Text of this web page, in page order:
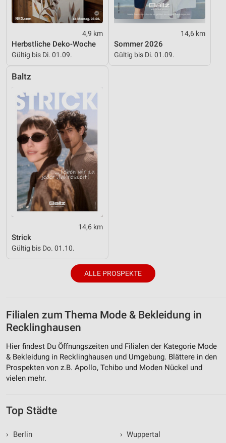
4,9 km
Herbstliche Deko-Woche
Gültig bis Di. 01.09.
14,6 km
Sommer 2026
Gültig bis Di. 01.09.
Baltz
14,6 km
Strick
Gültig bis Do. 01.10.
ALLE PROSPEKTE
Filialen zum Thema Mode & Bekleidung in
Recklinghausen
Hier findest Du Öffnungszeiten und Filialen der Kategorie Mode
& Bekleidung in Recklinghausen und Umgebung. Blättere in den
Prospekten von z.B. Apollo, Tchibo und Moden Nückel und
vielen mehr.
Top Städte
›
Berlin
› Wuppertal